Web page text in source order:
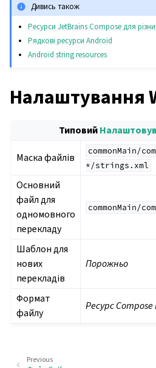
Дивись також
Ресурси JetBrains Compose для
Рядкові ресурси Android
Android string resources
Налаштування
Типовий
Маска файлів
commonMain/
*/strings.xml
Основний
файл для
одномовного
перекладу
commonMain/
Шаблон для
нових
перекладів
Порожньо
Формат
файлу
Ресурс
Previous